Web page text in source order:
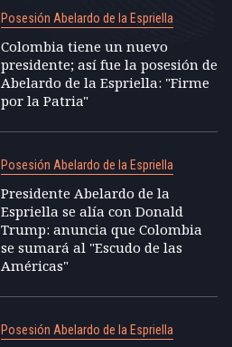
Posesión Abelardo de la Espriella
Colombia tiene un nuevo
presidente; así fue la posesión de
Abelardo de la Espriella: "Firme
por la Patria"
Posesión Abelardo de la Espriella
Presidente Abelardo de la
Espriella se alía con Donald
Trump: anuncia que Colombia
se sumará al "Escudo de las
Américas"
Posesión Abelardo de la Espriella